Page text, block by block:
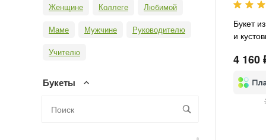
Женщине
Коллеге
Любимой
Маме
Мужчине
Руководителю
Учителю
Букеты
Букет
и
4 160